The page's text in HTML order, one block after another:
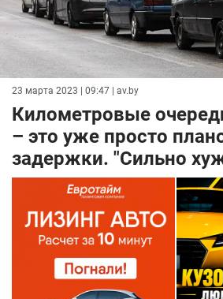
23 марта 2023 | 09:47 | av.by
Километровые
– это уже просто
задержки. "Сильно